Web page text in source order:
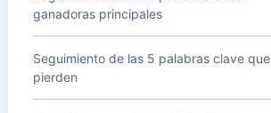
ganadoras principales
Seguimiento de las 5 palabras clave que
pierden